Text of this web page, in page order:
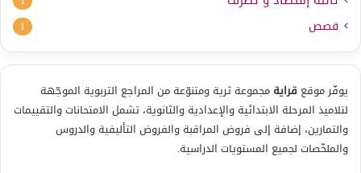
قصص 1
يوفّر موقع قرايةمجموعة ثرية ومتنوّعة من المراجع التربوية الموجّهة
لتلاميذ المرحلة الابتدائية والإعدادية والثانوية، تشمل الامتحانات والتقييمات
والتمارين، إضافة إلى فروض المراقبة والفروض التأليفية والدروس
والملخّصات لجميع المستويات الدراسية.